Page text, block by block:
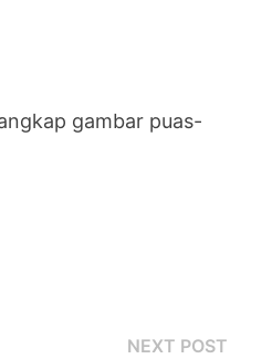
gambar puas-
NEXT POSTNext